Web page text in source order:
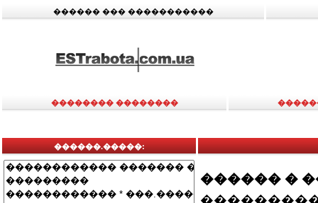
������ ��� �����������
�������� ��������
������.�����:
������ �